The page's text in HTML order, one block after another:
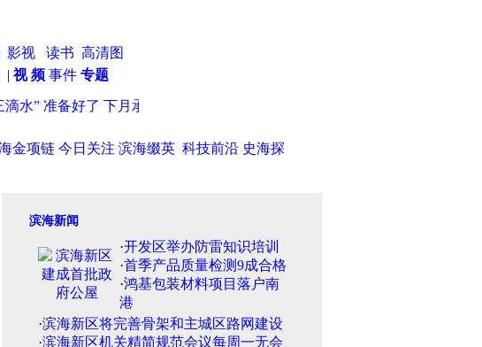
影视 读书 高清图
| 视 频事件 专题
” 准备好了 下月承接第一场国内赛事
金项链 今日关注 滨海缀英 科技前沿 史海探
滨海新闻
·开发区举办防雷知识培训
·首季产品质量检测9成合格
·鸿基包装材料项目落户南
港
·滨海新区将完善骨架和主城区路网建设
·滨海新区机关精简规范会议每周一无会